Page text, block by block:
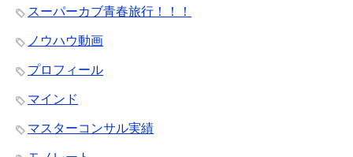
スーパーカブ青春旅行！！！
ノウハウ動画
プロフィール
マインド
マスターコンサル実績